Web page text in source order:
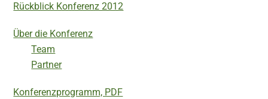
Rückblick Konferenz 2012
Über die Konferenz
Team
Partner
Konferenzprogramm, PDF